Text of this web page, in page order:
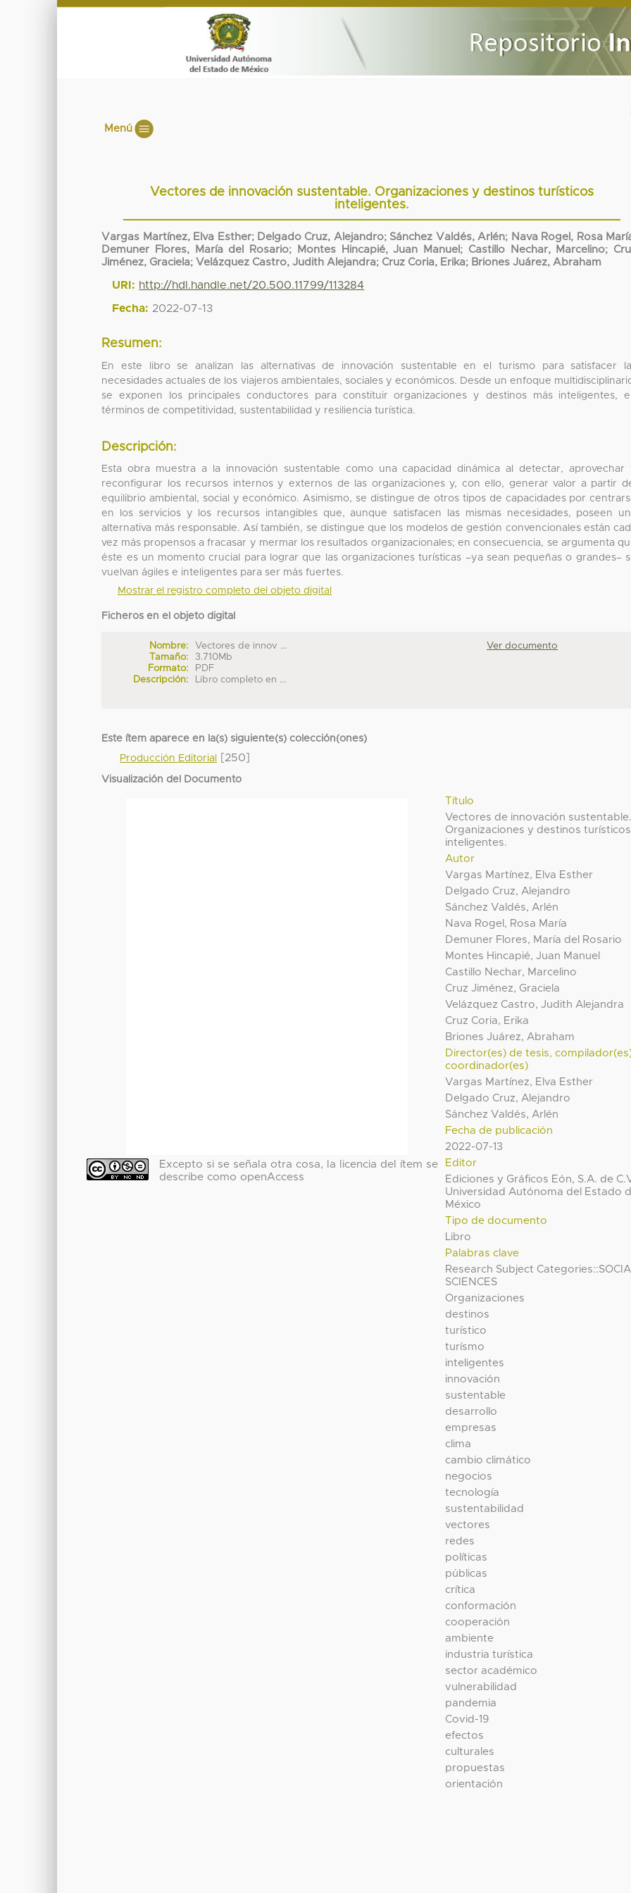
Menú
Vectores de innovación sustentable. Organizaciones y destinos turísticos
inteligentes.
Vargas Martínez, Elva Esther; Delgado Cruz, Alejandro; Sánchez Valdés, Arlén; Nava Rogel, Rosa
Demuner Flores, María del Rosario; Montes Hincapié, Juan Manuel ; Castillo Nechar, Marcelino;
Jiménez, Graciela; Velázquez Castro, Judith Alejandra; Cruz Coria, Erika; Briones Juárez, Abraham
URI: http://hdl.handle.net/20.500.11799/113284
Fecha: 2022-07-13
Resumen:
En este libro se analizan las alternativas de innovación sustentable en el turismo para satisfacer
necesidades actuales de los viajeros ambientales, sociales y económicos. Desde un enfoque
se exponen los principales conductores para constituir organizaciones y destinos más inteligentes,
términos de competitividad, sustentabilidad y resiliencia turística.
Descripción:
Esta obra muestra a la innovación sustentable como una capacidad dinámica al detectar, aprovechar
reconfigurar los recursos internos y externos de las organizaciones y, con ello, generar valor a partir
equilibrio ambiental, social y económico. Asimismo, se distingue de otros tipos de capacidades por
en los servicios y los recursos intangibles que, aunque satisfacen las mismas necesidades, poseen
alternativa más responsable. Así también, se distingue que los modelos de gestión convencionales están
vez más propensos a fracasar y mermar los resultados organizacionales; en consecuencia, se argumenta
éste es un momento crucial para lograr que las organizaciones turísticas –ya sean pequeñas o grandes–
vuelvan ágiles e inteligentes para ser más fuertes.
Mostrar el registro completo del objeto digital
Ficheros en el objeto digital
Nombre:
Vectores de innov ...
Tamaño:
3.710Mb
Formato:
PDF
Descripción:
Libro completo en ...
Ver documento
Este ítem aparece en la(s) siguiente(s) colección(ones)
Producción Editorial
[250]
Visualización del Documento
Título
Vectores de innovación
Organizaciones y destinos turísticos
inteligentes.
Autor
Vargas Martínez, Elva Esther
Delgado Cruz, Alejandro
Sánchez Valdés, Arlén
Nava Rogel, Rosa María
Demuner Flores, María del Rosario
Montes Hincapié, Juan Manuel
Castillo Nechar, Marcelino
Cruz Jiménez, Graciela
Velázquez Castro, Judith Alejandra
Cruz Coria, Erika
Briones Juárez, Abraham
Director(es) de tesis,
coordinador(es)
Vargas Martínez, Elva Esther
Delgado Cruz, Alejandro
Sánchez Valdés, Arlén
Fecha de publicación
2022-07-13
Editor
Ediciones y Gráficos Eón, S.A. de
Universidad Autónoma del Estado
México
Tipo de documento
Libro
Palabras clave
Research Subject
SCIENCES
Organizaciones
destinos
turístico
turísmo
inteligentes
innovación
sustentable
desarrollo
empresas
clima
cambio climático
negocios
tecnología
sustentabilidad
vectores
redes
políticas
públicas
crítica
conformación
cooperación
ambiente
industria turística
sector académico
vulnerabilidad
pandemia
Covid-19
efectos
culturales
propuestas
orientación
Excepto si se señala otra cosa, la licencia del ítem se
describe como openAccess